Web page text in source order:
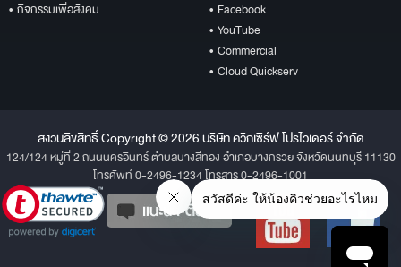
• กิจกรรมเพื่อสังคม
• Facebook
• YouTube
• Commercial
• Cloud Quickserv
สงวนลิขสิทธิ์ Copyright © 2026 บริษัท ควิกเซิร์ฟ โปรไวเดอร์ จำกัด
124/124 หมู่ที่ 2 ถนนนครอินทร์ ตำบลบางสีทอง อำเภอบางกรวย จังหวัดนนทบุรี 11130
โทรศัพท์ 0-2496-1234 โทรสาร 0-2496-1001